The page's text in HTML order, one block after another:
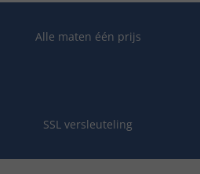
Alle maten één prijs
SSL versleuteling